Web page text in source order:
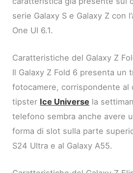
serie Galaxy S e Galaxy Z con
One UI 6.1.
Caratteristiche del Galaxy Z
Il Galaxy Z Fold 6 presenta un
fotocamere, corrispondente al
tipster Ice Universe la
telefono sembra anche avere
forma di slot sulla parte
S24 Ultra e al Galaxy A55.